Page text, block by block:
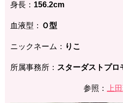
身長： 156.2cm
血液型： Ｏ型
ニックネーム： りこ
所属事務所： スターダストプロ
参照： 上